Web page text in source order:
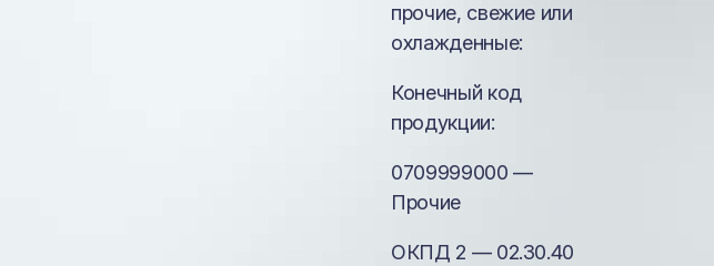
прочие, свежие или
охлажденные:
Конечный код
продукции:
0709999000 —
Прочие
ОКПД 2 — 02.30.40